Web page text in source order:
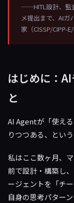
——HITL設計、監
メ提出まで、AIガ
家（CISSP/CIPP-
はじめに：
と
AI Agentが「使え
りつつある、とい
私はここ数ヶ月、
前で設計・構築し
ージェントを「チ
自身の思考パター